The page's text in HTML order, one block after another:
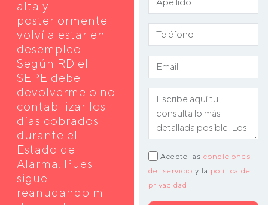
alta y
posteriormente
volví a estar en
desempleo.
Según RD el
SEPE debe
devolverme o no
contabilizar los
días cobrados
durante el
Estado de
Alarma. Pues
sigue
reanudando mi
Acepto las condiciones
del servicio y la política de
privacidad